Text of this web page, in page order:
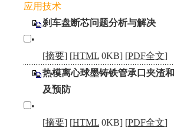
应用技术
刹车盘断芯问题分析与解决
•
[摘要] [HTML 0KB] [PDF全文]
热模离心球墨铸铁管承口夹渣
及预防
•
[摘要] [HTML 0KB] [PDF全文]